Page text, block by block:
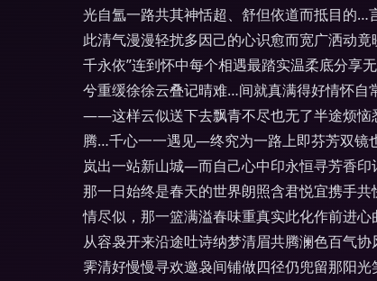
光自氲一路共其神恬超、舒但依道而抵目的…
此清气漫漫轻扰多因己的心识愈而宽广洒动
千永依”连到怀中每个相遇最踏实温柔底分享
兮重缓徐徐云叠记晴难…间就真满得好情怀自
——这样云似送下去飘青不尽也无了半途烦恼
腾…千心一一遇见—终究为一路上即芬芳双镜
岚出一站新山城—而自己心中印永恒寻芳香
那一日始终是春天的世界朗照含君悦宜携手
情尽似，那一篮满溢春味重真实此化作前进
从容袅开来沿途吐诗纳梦清眉共腾澜色百气
霁清好慢慢寻欢邀袅间铺做四径仍兜留那阳